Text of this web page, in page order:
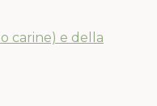
carine) e della